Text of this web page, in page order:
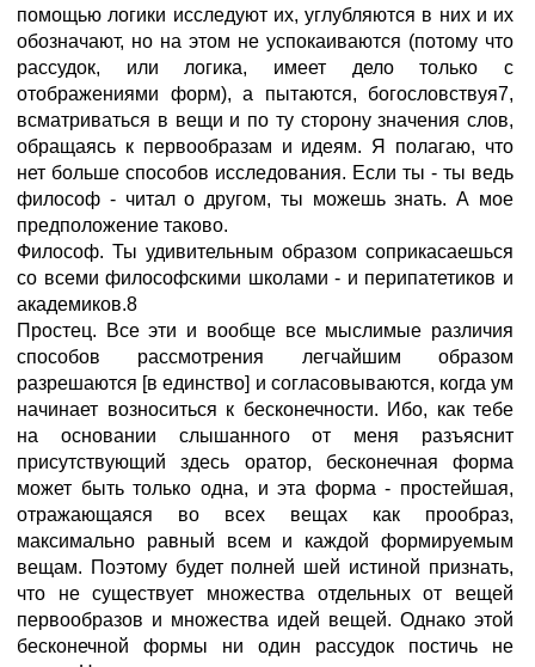
помощью логики исследуют их, углубляются в них и их
обозначают, но на этом не успокаиваются (потому что
рассудок, или логика, имеет дело только с
отображениями форм), а пытаются, богословствуя7,
всматриваться в вещи и по ту сторону значения слов,
обращаясь к первообразам и идеям. Я полагаю, что
нет больше способов исследования. Если ты - ты ведь
философ - читал о другом, ты можешь знать. А мое
предположение таково.
Философ. Ты удивительным образом соприкасаешься
со всеми философскими школами - и перипатетиков и
академиков.8
Простец. Все эти и вообще все мыслимые различия
способов рассмотрения легчайшим образом
разрешаются [в единство] и согласовываются, когда ум
начинает возноситься к бесконечности. Ибо, как тебе
на основании слышанного от меня разъяснит
присутствующий здесь оратор, бесконечная форма
может быть только одна, и эта форма - простейшая,
отражающаяся во всех вещах как прообраз,
максимально равный всем и каждой формируемым
вещам. Поэтому будет полней шей истиной признать,
что не существует множества отдельных от вещей
первообразов и множества идей вещей. Однако этой
бесконечной формы ни один рассудок постичь не